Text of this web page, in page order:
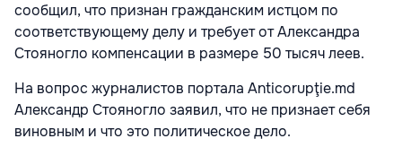
сообщил, что признан гражданским истцом по
соответствующему делу и требует от Александра
Стояногло компенсации в размере 50 тысяч леев.
На вопрос журналистов портала Anticorupţie.md
Александр Стояногло заявил, что не признает себя
виновным и что это политическое дело.